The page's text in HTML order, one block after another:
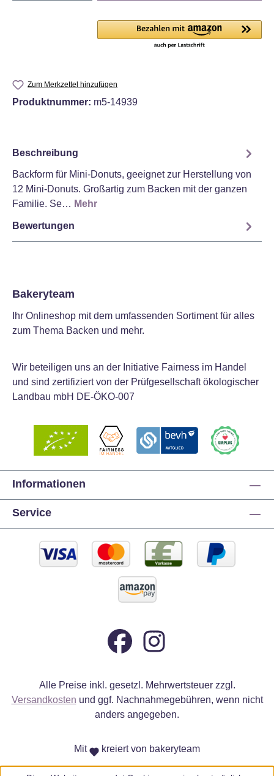
Zum Merkzettel hinzufügen
Produktnummer: m5-14939
Beschreibung
Backform für Mini-Donuts, geeignet zur Herstellung von
12 Mini-Donuts. Großartig zum Backen mit der ganzen
Familie. Se… Mehr
Bewertungen
Bakeryteam
Ihr Onlineshop mit dem umfassenden Sortiment für alles
zum Thema Backen und mehr.
Wir beteiligen uns an der Initiative Fairness im Handel
und sind zertifiziert von der Prüfgesellschaft ökologischer
Landbau mbH DE-ÖKO-007
Informationen
Service
Alle Preise inkl. gesetzl. Mehrwertsteuer zzgl.
Versandkosten und ggf. Nachnahmegebühren, wenn nicht
anders angegeben.
Mit kreiert von bakeryteam